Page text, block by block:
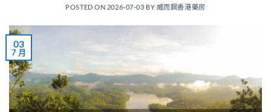
POSTED ON 2026-07-03 BY 威而鋼香港藥房
03
7 月